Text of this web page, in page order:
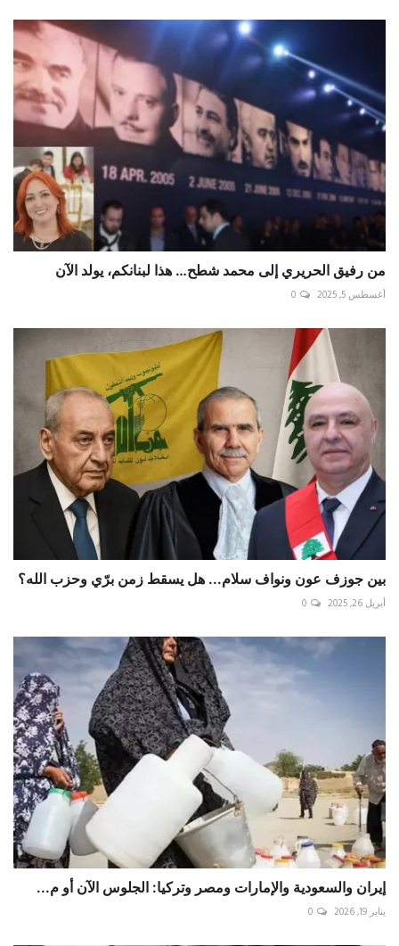
أغسطس 5, 2025 0
بين جوزف عون ونواف سلام... هل يسقط زمن برّي وحزب الله؟
أبريل 26, 2025 0
إيران والسعودية والإمارات ومصر وتركيا: الجلوس الآن أو م...
يناير 19, 2026 0